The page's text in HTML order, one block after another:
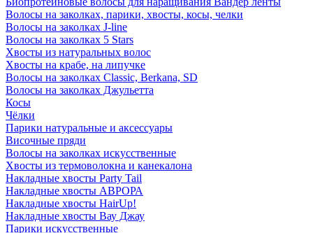
Волосы на заколках, парики, хвосты, косы, челки
Волосы на заколках J-line
Волосы на заколках 5 Stars
Хвосты из натуральных волос
Хвосты на крабе, на липучке
Волосы на заколках Classic, Berkana, SD
Волосы на заколках Джульетта
Косы
Чёлки
Парики натуральные и аксессуары
Височные пряди
Волосы на заколках искусственные
Хвосты из термоволокна и канекалона
Накладные хвосты Party Tail
Накладные хвосты АВРОРА
Накладные хвосты HairUp!
Накладные хвосты Вау Джау
Парики искусственные